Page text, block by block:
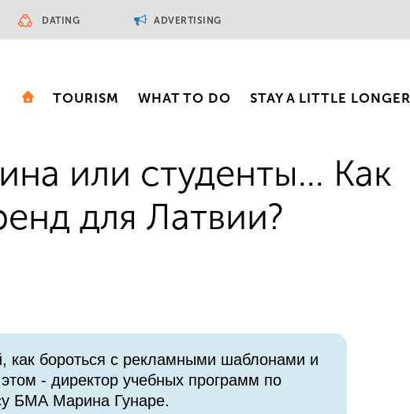
DATING ADVERTISING
TOURISM WHAT TO DO STAY A LITTLE LONGER
или студенты... Как
для Латвии?
как бороться с рекламными шаблонами и
- директор учебных программ по
БМА Марина Гунаре.